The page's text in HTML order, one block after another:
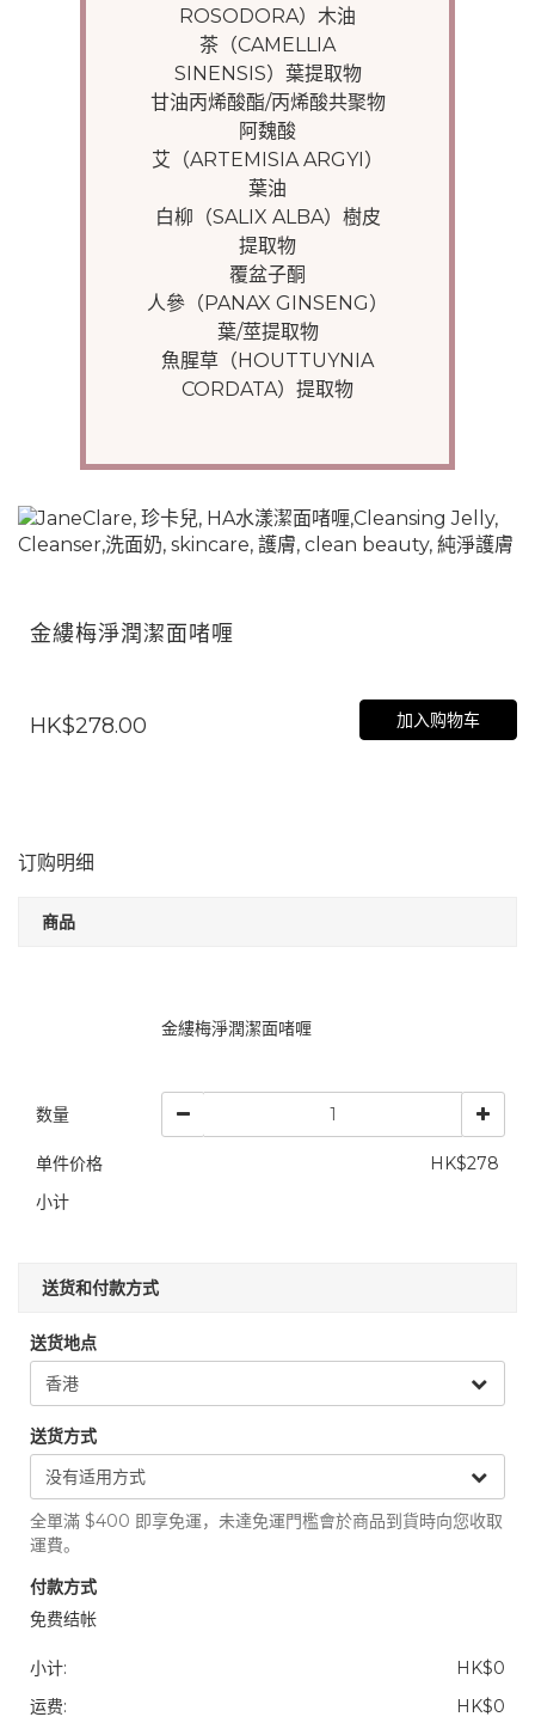
ROSODORA）木油
茶（CAMELLIA
SINENSIS）葉提取物
甘油丙烯酸酯/丙烯酸共聚物
阿魏酸
艾（ARTEMISIA ARGYI）
葉油
白柳（SALIX ALBA）樹皮
提取物
覆盆子酮
人參（PANAX GINSENG）
葉/莖提取物
魚腥草（HOUTTUYNIA
CORDATA）提取物
金縷梅淨潤潔面啫喱
HK$278.00 加入购物车
订购明细
商品
金縷梅淨潤潔面啫喱
数量
单件价格
HK$278
小计
送货和付款方式
送货地点
送货方式
全單滿 $400 即享免運，未達免運門檻會於商品到貨時向您收取
運費。
付款方式
免费结帐
小计:
HK$0
运费:
HK$0